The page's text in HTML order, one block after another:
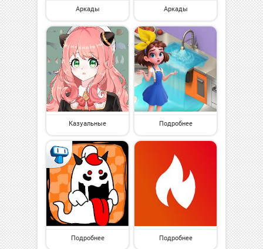
Аркады Аркады
Казуальные Подробнее
Подробнее Подробнее